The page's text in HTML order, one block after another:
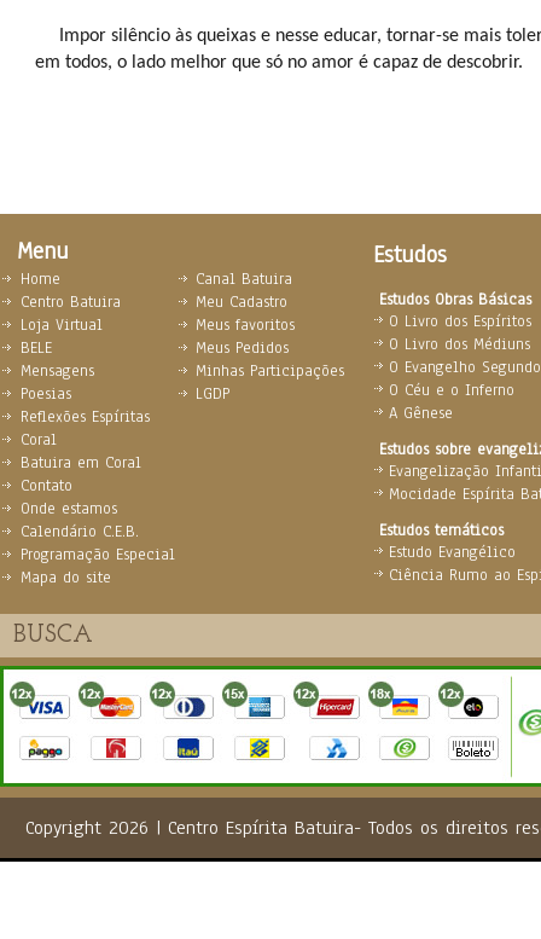
Impor silêncio às queixas e nesse educar, tornar-se mais
em todos, o lado melhor que só no amor é capaz de descobrir.
Menu Estudos
Estudos Obras Básicas
O Livro dos Espíritos
O Livro dos Médiuns
O Evangelho
O Céu e o Inferno
A Gênese
Estudos sobre
Evangelização
Mocidade Espírita
Estudos temáticos
Estudo Evangélico
Ciência Rumo ao
Home
Centro Batuira
Loja Virtual
BELE
Mensagens
Poesias
Reflexões Espíritas
Coral
Batuira em Coral
Contato
Onde estamos
Calendário C.E.B.
Programação Especial
Mapa do site
Canal Batuira
Meu Cadastro
Meus favoritos
Meus Pedidos
Minhas Participações
LGDP
Copyright 2026 | Centro Espírita Batuira- Todos os